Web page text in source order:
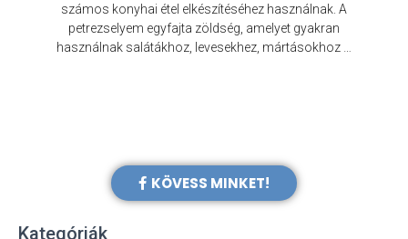
számos konyhai étel elkészítéséhez használnak. A
petrezselyem egyfajta zöldség, amelyet gyakran
használnak salátákhoz, levesekhez, mártásokhoz …
KÖVESS MINKET!
Kategóriák